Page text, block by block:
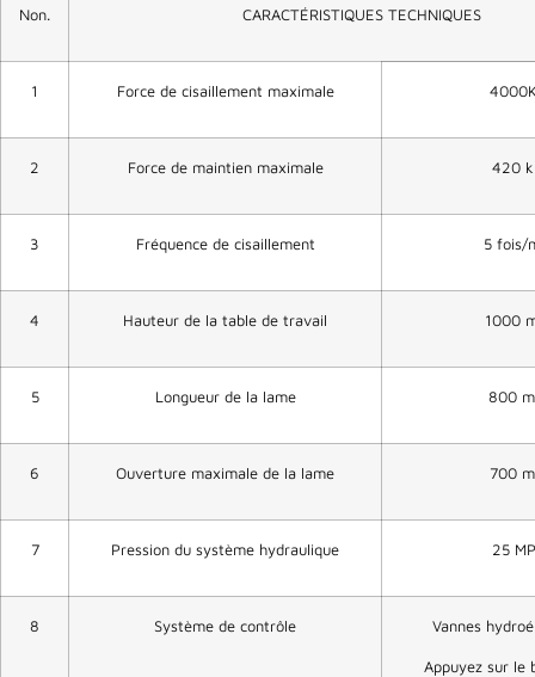
Non. CARACTÉRISTIQUES TECHNIQUES
1 Force de cisaillement maximale
2 Force de maintien maximale 420
3 Fréquence de cisaillement 5 fois/
4 Hauteur de la table de travail 1000
5 Longueur de la lame 800
6 Ouverture maximale de la lame 700
7 Pression du système hydraulique 25
8 Système de contrôle Vannes
Appuyez sur le